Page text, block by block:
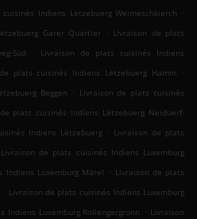
Indiens Lëtzebuerg Weimeschkierch
.
Garer Quartier . Livraison de plats
Süd
. Livraison de plats cuisinés Indiens
plats cuisinés Indiens Lëtzebuerg Hamm
.
Beggen
. Livraison de plats cuisinés
plats cuisinés Indiens Lëtzebuerg Neiduerf-
Indiens Lëtzebuerg . Livraison de plats
Livraison de plats cuisinés Indiens Luxemburg
Indiens Luxemburg Märel . Livraison de plats
. Livraison de plats cuisinés Indiens Luxemburg
Indiens Luxemburg Rollengergronn . Livraison